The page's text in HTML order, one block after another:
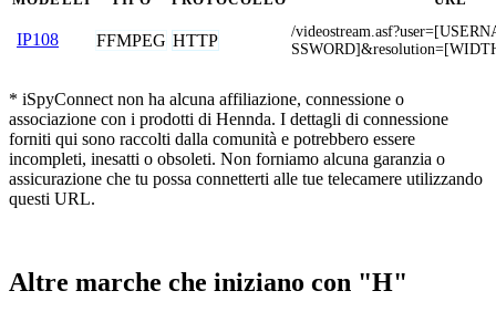
IP108 FFMPEG HTTP
/
* iSpyConnect non ha alcuna affiliazione, connessione o
associazione con i prodotti di Hennda. I dettagli di connessione
forniti qui sono raccolti dalla comunità e potrebbero essere
incompleti, inesatti o obsoleti. Non forniamo alcuna garanzia o
assicurazione che tu possa connetterti alle tue telecamere utilizzando
questi URL.
Altre marche che iniziano con "H"